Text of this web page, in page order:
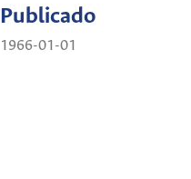
Publicado
1966-01-01